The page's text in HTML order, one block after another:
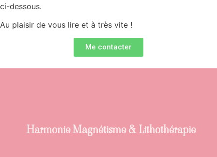
ci-dessous.
Au plaisir de vous lire et à très vite !
Me contacter
Harmonie Magnétisme & Lithothérapie